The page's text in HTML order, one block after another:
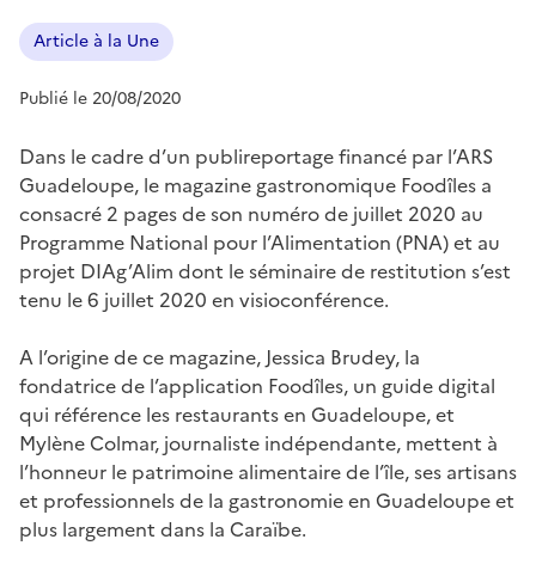
Article à la Une
Publié le 20/08/2020
Dans le cadre d’un publireportage financé par l’ARS
Guadeloupe, le magazine gastronomique Foodîles a
consacré 2 pages de son numéro de juillet 2020 au
Programme National pour l’Alimentation (PNA) et au
projet DIAg’Alim dont le séminaire de restitution s’est
tenu le 6 juillet 2020 en visioconférence.
A l’origine de ce magazine, Jessica Brudey, la
fondatrice de l’application Foodîles, un guide digital
qui référence les restaurants en Guadeloupe, et
Mylène Colmar, journaliste indépendante, mettent à
l’honneur le patrimoine alimentaire de l’île, ses artisans
et professionnels de la gastronomie en Guadeloupe et
plus largement dans la Caraïbe.